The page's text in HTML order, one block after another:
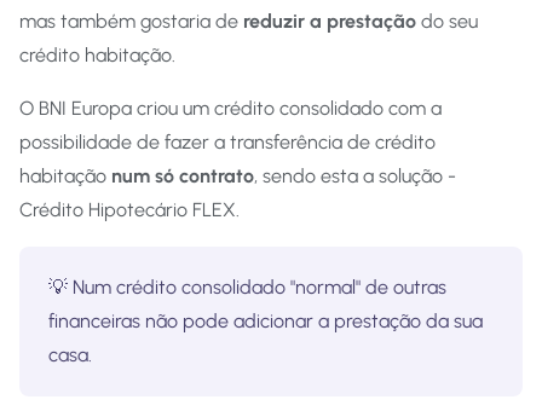
mas também gostaria de reduzir a prestação do seu
crédito habitação.
O BNI Europa criou um crédito consolidado com a
possibilidade de fazer a transferência de crédito
habitação num só contrato, sendo esta a solução -
Crédito Hipotecário FLEX.
💡 Num crédito consolidado "normal" de outras
financeiras não pode adicionar a prestação da sua
casa.